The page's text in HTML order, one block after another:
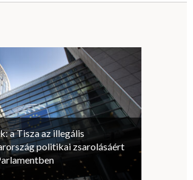
a Tisza az illegális
politikai zsarolásáért